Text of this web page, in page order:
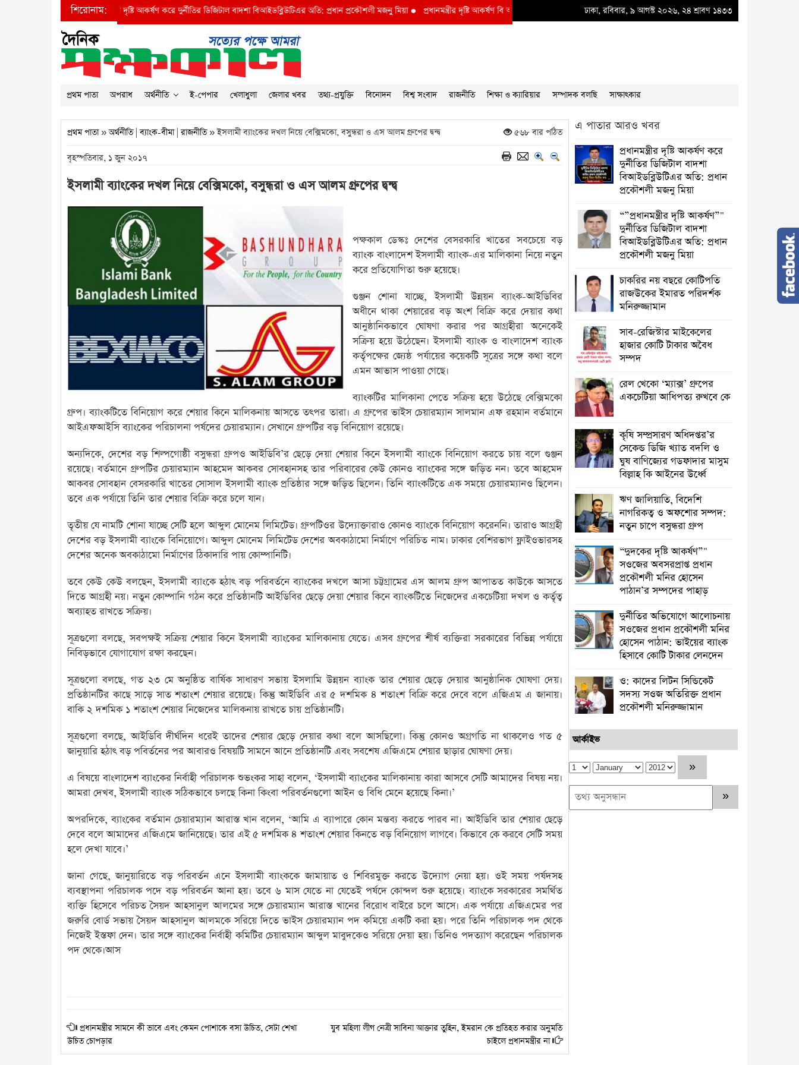
শিরোনাম:
প্রধানমন্ত্রীর দৃষ্টি আকর্ষণ করে দুর্নীতির ডিজিটাল বাদশা বিআইডব্লিউটিএর অতি: প্রধান প্রকৌশলী মজনু মিয়া●প্রধানমন্ত্রীর দৃষ্টি আকর্ষণ বি আই ডব্লুভিইউ-তে দুর্নীতির বাদশ অতিরিক্ত প্রধান প্রকৌশলী বাদশা মিয়ার কূকৃতি থামাতে হবে
ঢাকা, রবিবার, ৯ আগস্ট ২০২৬, ২৪ শ্রাবণ ১৪৩৩
প্রথম পাতা অপরাধ অর্থনীতি ই-পেপার খেলাধুলা জেলার খবর তথ্য-প্রযুক্তি বিনোদন বিশ্ব সংবাদ রাজনীতি শিক্ষা ও ক্যারিয়ার সম্পাদক বলছি সাক্ষাৎকার
প্রথম পাতা»অর্থনীতি|ব্যাংক-বীমা|রাজনীতি» ইসলামী ব্যাংকের দখল নিয়ে বেক্সিমকো, বসুন্ধরা ও এস আলম গ্রুপের দ্বন্দ্ব ৫৬৮ বার পঠিত
বৃহস্পতিবার, ১ জুন ২০১৭
ইসলামী ব্যাংকের দখল নিয়ে বেক্সিমকো, বসুন্ধরা ও এস আলম গ্রুপের দ্বন্দ্ব
পক্ষকাল ডেস্কঃ দেশের বেসরকারি খাতের সবচেয়ে বড়
ব্যাংক বাংলাদেশ ইসলামী ব্যাংক-এর মালিকানা নিয়ে নতুন
করে প্রতিযোগিতা শুরু হয়েছে।
গুঞ্জন শোনা যাচ্ছে, ইসলামী উন্নয়ন ব্যাংক-আইডিবির
অধীনে থাকা শেয়ারের বড় অংশ বিক্রি করে দেয়ার কথা
আনুষ্ঠানিকভাবে ঘোষণা করার পর আগ্রহীরা অনেকেই
সক্রিয় হয়ে উঠেছেন। ইসলামী ব্যাংক ও বাংলাদেশ ব্যাংক
কর্তৃপক্ষের জ্যেষ্ঠ পর্যায়ের কয়েকটি সূত্রের সঙ্গে কথা বলে
এমন আভাস পাওয়া গেছে।
ব্যাংকটির মালিকানা পেতে সক্রিয় হয়ে উঠেছে বেক্সিমকো
গ্রুপ। ব্যাংকটিতে বিনিয়োগ করে শেয়ার কিনে মালিকনায় আসতে তৎপর তারা। এ গ্রুপের ভাইস চেয়ারম্যান সালমান এফ রহমান বর্তমানে
আইএফআইসি ব্যাংকের পরিচালনা পর্ষদের চেয়ারম্যান। সেখানে গ্রুপটির বড় বিনিয়োগ রয়েছে।
অন্যদিকে, দেশের বড় শিল্পগোষ্ঠী বসুন্ধরা গ্রুপও আইডিবি’র ছেড়ে দেয়া শেয়ার কিনে ইসলামী ব্যাংকে বিনিয়োগ করতে চায় বলে গুঞ্জন
রয়েছে। বর্তমানে গ্রুপটির চেয়ারম্যান আহমেদ আকবর সোবহানসহ তার পরিবারের কেউ কোনও ব্যাংকের সঙ্গে জড়িত নন। তবে আহমেদ
আকবর সোবহান বেসরকারি খাতের সোসাল ইসলামী ব্যাংক প্রতিষ্ঠার সঙ্গে জড়িত ছিলেন। তিনি ব্যাংকটিতে এক সময়ে চেয়ারম্যানও ছিলেন।
তবে এক পর্যায়ে তিনি তার শেয়ার বিক্রি করে চলে যান।
তৃতীয় যে নামটি শোনা যাচ্ছে সেটি হলে আব্দুল মোনেম লিমিটেড। গ্রুপটিওর উদ্যোক্তারাও কোনও ব্যাংকে বিনিয়োগ করেননি। তারাও আগ্রহী
দেশের বড় ইসলামী ব্যাংকে বিনিয়োগে। আব্দুল মোনেম লিমিটেড দেশের অবকাঠামো নির্মাণে পরিচিত নাম। ঢাকার বেশিরভাগ ফ্লাইওভারসহ
দেশের অনেক অবকাঠামো নির্মাণের ঠিকাদারি পায় কোম্পানিটি।
তবে কেউ কেউ বলছেন, ইসলামী ব্যাংকে হঠাৎ বড় পরিবর্তনে ব্যাংকের দখলে আসা চট্টগ্রামের এস আলম গ্রুপ আপাতত কাউকে আসতে
দিতে আগ্রহী নয়। নতুন কোম্পানি গঠন করে প্রতিষ্ঠানটি আইডিবির ছেড়ে দেয়া শেয়ার কিনে ব্যাংকটিতে নিজেদের একচেটিয়া দখল ও কর্তৃত্ব
অব্যাহত রাখতে সক্রিয়।
সূত্রগুলো বলছে, সবপক্ষই সক্রিয় শেয়ার কিনে ইসলামী ব্যাংকের মালিকানায় যেতে। এসব গ্রুপের শীর্ষ ব্যক্তিরা সরকারের বিভিন্ন পর্যায়ে
নিবিড়ভাবে যোগাযোগ রক্ষা করছেন।
সূত্রগুলো বলছে, গত ২৩ মে অনুষ্ঠিত বার্ষিক সাধারণ সভায় ইসলামি উন্নয়ন ব্যাংক তার শেয়ার ছেড়ে দেয়ার আনুষ্ঠানিক ঘোষণা দেয়।
প্রতিষ্ঠানটির কাছে সাড়ে সাত শতাংশ শেয়ার রয়েছে। কিন্তু আইডিবি এর ৫ দশমিক ৪ শতাংশ বিক্রি করে দেবে বলে এজিএম এ জানায়।
বাকি ২ দশমিক ১ শতাংশ শেয়ার নিজেদের মালিকনায় রাখতে চায় প্রতিষ্ঠানটি।
সূত্রগুলো বলছে, আইডিবি দীর্ঘদিন ধরেই তাদের শেয়ার ছেড়ে দেয়ার কথা বলে আসছিলো। কিন্তু কোনও অগ্রগতি না থাকলেও গত ৫
জানুয়ারি হঠাৎ বড় পবির্তনের পর আবারও বিষয়টি সামনে আনে প্রতিষ্ঠানটি এবং সবশেষ এজিএমে শেয়ার ছাড়ার ঘোষণা দেয়।
এ বিষয়ে বাংলাদেশ ব্যাংকের নির্বাহী পরিচালক শুভংকর সাহা বলেন, ‘ইসলামী ব্যাংকের মালিকানায় কারা আসবে সেটি আমাদের বিষয় নয়।
আমরা দেখব, ইসলামী ব্যাংক সঠিকভাবে চলছে কিনা কিংবা পরিবর্তনগুলো আইন ও বিধি মেনে হয়েছে কিনা।’
অপরদিকে, ব্যাংকের বর্তমান চেয়ারম্যান আরাস্ত খান বলেন, ‘আমি এ ব্যাপারে কোন মন্তব্য করতে পারব না। আইডিবি তার শেয়ার ছেড়ে
দেবে বলে আমাদের এজিএমে জানিয়েছে। তার এই ৫ দশমিক ৪ শতাংশ শেয়ার কিনতে বড় বিনিয়োগ লাগবে। কিভাবে কে করবে সেটি সময়
হলে দেখা যাবে।’
জানা গেছে, জানুয়ারিতে বড় পরিবর্তন এনে ইসলামী ব্যাংককে জামায়াত ও শিবিরমুক্ত করতে উদ্যোগ নেয়া হয়। ওই সময় পর্ষদসহ
ব্যবস্থাপনা পরিচালক পদে বড় পরিবর্তন আনা হয়। তবে ৬ মাস যেতে না যেতেই পর্ষদে কোন্দল শুরু হয়েছে। ব্যাংকে সরকারের সমর্থিত
ব্যক্তি হিসেবে পরিচত সৈয়দ আহসানুল আলমের সঙ্গে চেয়ারম্যান আরাস্ত খানের বিরোধ বাইরে চলে আসে। এক পর্যায়ে এজিএমের পর
জরুরি বোর্ড সভায় সৈয়দ আহসানুল আলমকে সরিয়ে দিতে ভাইস চেয়ারম্যান পদ কমিয়ে একটি করা হয়। পরে তিনি পরিচালক পদ থেকে
নিজেই ইস্তফা দেন। তার সঙ্গে ব্যাংকের নির্বাহী কমিটির চেয়ারম্যান আব্দুল মাবুদকেও সরিয়ে দেয়া হয়। তিনিও পদত্যাগ করেছেন পরিচালক
পদ থেকে।আস
প্রধানমন্ত্রীর সামনে কী ভাবে এবং কেমন পোশাকে বসা উচিত, সেটা শেখা
উচিত চোপড়ার
যুব মহিলা লীগ নেত্রী সাবিনা আক্তার তুহিন, ইমরান কে প্রতিহত করার অনুমতি
চাইলে প্রধানমন্ত্রীর না
এ পাতার আরও খবর
প্রধানমন্ত্রীর দৃষ্টি আকর্ষণ করে
দুর্নীতির ডিজিটাল বাদশা
বিআইডব্লিউটিএর অতি: প্রধান
প্রকৌশলী মজনু মিয়া
“”প্রধানমন্ত্রীর দৃষ্টি আকর্ষণ”"
দুর্নীতির ডিজিটাল বাদশা
বিআইডব্লিউটিএর অতি: প্রধান
প্রকৌশলী মজনু মিয়া
চাকরির নয় বছরে কোটিপতি
রাজউকের ইমারত পরিদর্শক
মনিরুজ্জামান
সাব-রেজিস্টার মাইকেলের
হাজার কোটি টাকার অবৈধ
সম্পদ
রেল খেকো ‘ম্যাক্স’ গ্রুপের
একচেটিয়া আধিপত্য রুখবে কে
কৃষি সম্প্রসারণ অধিদপ্তর’র
সেকেন্ড ডিজি খ্যাত বদলি ও
ঘুষ বাণিজ্যের গডফাদার মাসুম
বিল্লাহ কি আইনের উর্ধ্বে
ঋণ জালিয়াতি, বিদেশি
নাগরিকত্ব ও অফশোর সম্পদ:
নতুন চাপে বসুন্ধরা গ্রুপ
“দুদকের দৃষ্টি আকর্ষণ”"
সওজের অবসরপ্রাপ্ত প্রধান
প্রকৌশলী মনির হোসেন
পাঠান’র সম্পদের পাহাড়
দুর্নীতির অভিযোগে আলোচনায়
সওজের প্রধান প্রকৌশলী মনির
হোসেন পাঠান: ভাইয়ের ব্যাংক
হিসাবে কোটি টাকার লেনদেন
ও: কাদের লিটন সিন্ডিকেট
সদস্য সওজ অতিরিক্ত প্রধান
প্রকৌশলী মনিরুজ্জামান
আর্কাইভ